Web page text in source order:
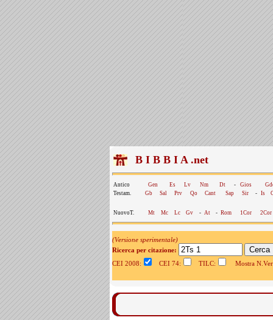
B I B B I A .net
Antico Gen Es Lv Nm Dt - Gios
Testam.
Gb Sal Prv Qo Cant Sap Sir - Is
NuovoT. Mt Mc Lc Gv - At - Rom 1Cor 2Cor
(Versione sperimentale)
Ricerca per citazione:
CEI 2008:
CEI 74: TILC: Mostra